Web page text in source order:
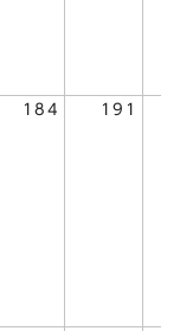
184 191